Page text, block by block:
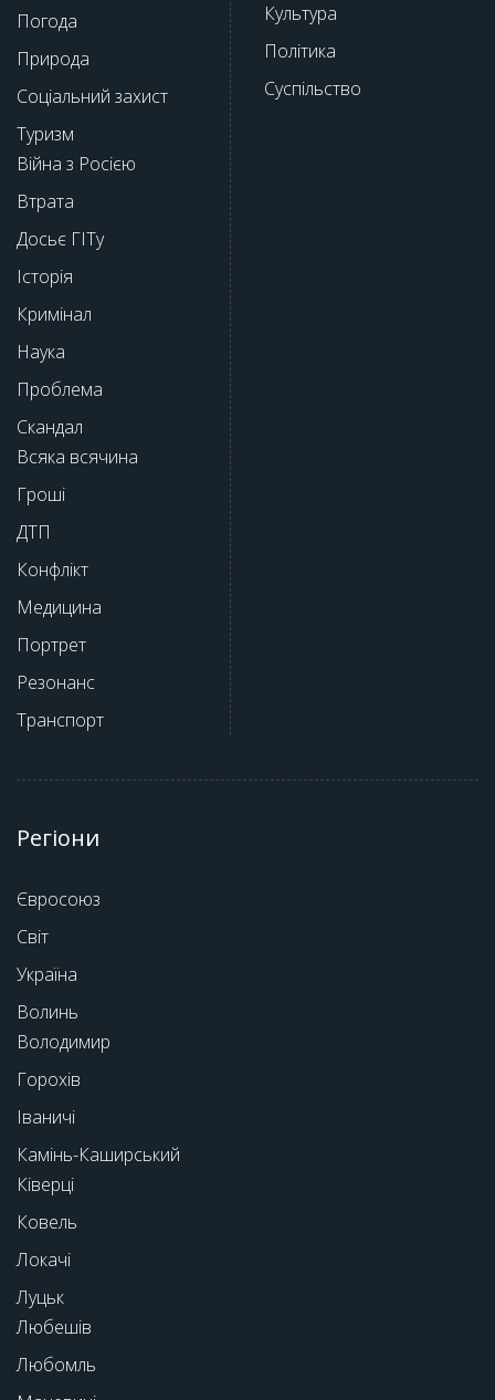
Погода
Природа
Соціальний захист
Туризм
Війна з Росією
Втрата
Досьє ГІТу
Історія
Кримінал
Наука
Проблема
Скандал
Всяка всячина
Гроші
ДТП
Конфлікт
Медицина
Портрет
Резонанс
Транспорт
Культура
Політика
Суспільство
Регіони
Євросоюз
Світ
Україна
Волинь
Володимир
Горохів
Іваничі
Камінь-Каширський
Ківерці
Ковель
Локачі
Луцьк
Любешів
Любомль